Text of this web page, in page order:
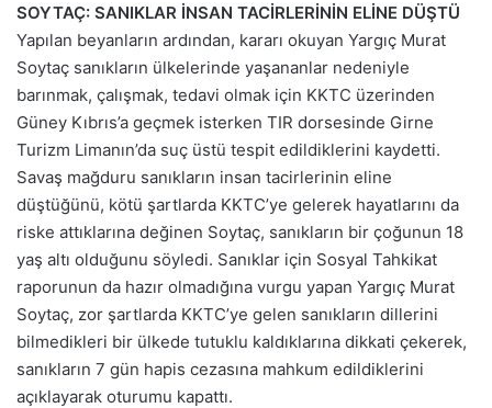
SOYTAÇ: SANIKLAR İNSAN TACİRLERİNİN ELİNE DÜŞTÜ
Yapılan beyanların ardından, kararı okuyan Yargıç Murat
Soytaç sanıkların ülkelerinde yaşananlar nedeniyle
barınmak, çalışmak, tedavi olmak için KKTC üzerinden
Güney Kıbrıs’a geçmek isterken TIR dorsesinde Girne
Turizm Limanın’da suç üstü tespit edildiklerini kaydetti.
Savaş mağduru sanıkların insan tacirlerinin eline
düştüğünü, kötü şartlarda KKTC’ye gelerek hayatlarını da
riske attıklarına değinen Soytaç, sanıkların bir çoğunun 18
yaş altı olduğunu söyledi. Sanıklar için Sosyal Tahkikat
raporunun da hazır olmadığına vurgu yapan Yargıç Murat
Soytaç, zor şartlarda KKTC’ye gelen sanıkların dillerini
bilmedikleri bir ülkede tutuklu kaldıklarına dikkati çekerek,
sanıkların 7 gün hapis cezasına mahkum edildiklerini
açıklayarak oturumu kapattı.